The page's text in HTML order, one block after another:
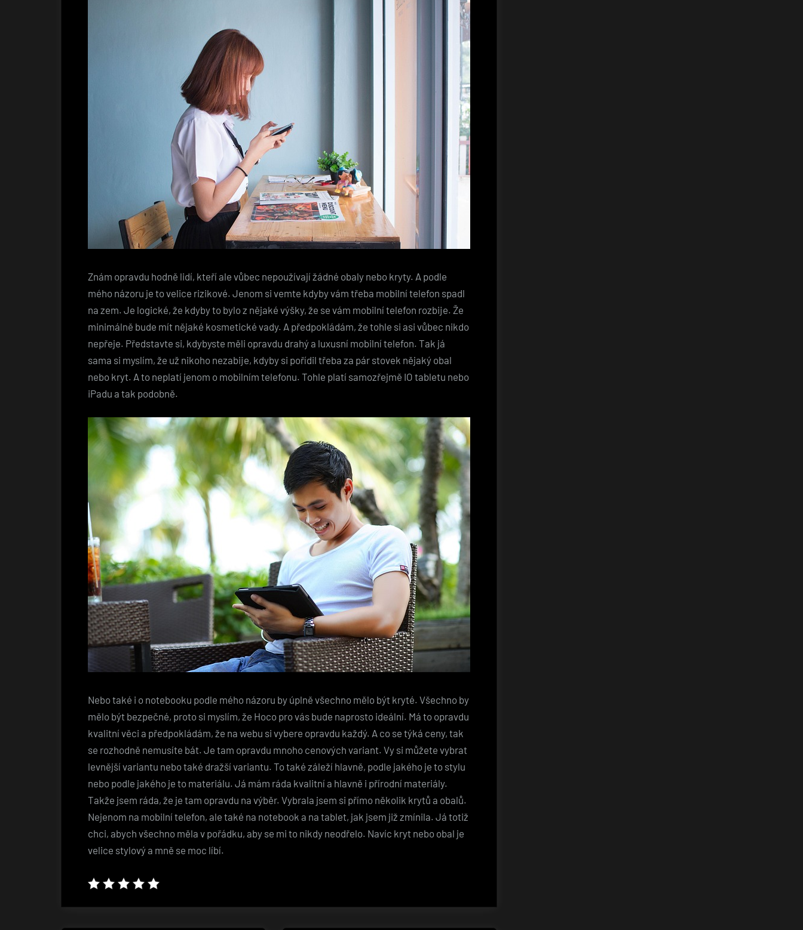
Znám opravdu hodně lidí, kteří ale vůbec nepoužívají žádné obaly nebo kryty. A podle
mého názoru je to velice rizikové. Jenom si vemte kdyby vám třeba mobilní telefon spadl
na zem. Je logické, že kdyby to bylo z nějaké výšky, že se vám mobilní telefon rozbije. Že
minimálně bude mít nějaké kosmetické vady. A předpokládám, že tohle si asi vůbec nikdo
nepřeje. Představte si, kdybyste měli opravdu drahý a luxusní mobilní telefon. Tak já
sama si myslím, že už nikoho nezabije, kdyby si pořídil třeba za pár stovek nějaký obal
nebo kryt. A to neplatí jenom o mobilním telefonu. Tohle platí samozřejmě IO tabletu nebo
iPadu a tak podobně.
Nebo také i o notebooku podle mého názoru by úplně všechno mělo být kryté. Všechno by
mělo být bezpečné, proto si myslím, že Hoco pro vás bude naprosto ideální. Má to opravdu
kvalitní věci a předpokládám, že na webu si vybere opravdu každý. A co se týká ceny, tak
se rozhodně nemusíte bát. Je tam opravdu mnoho cenových variant. Vy si můžete vybrat
levnější variantu nebo také dražší variantu. To také záleží hlavně, podle jakého je to stylu
nebo podle jakého je to materiálu. Já mám ráda kvalitní a hlavně i přírodní materiály.
Takže jsem ráda, že je tam opravdu na výběr. Vybrala jsem si přímo několik krytů a obalů.
Nejenom na mobilní telefon, ale také na notebook a na tablet, jak jsem již zmínila. Já totiž
chci, abych všechno měla v pořádku, aby se mi to nikdy neodřelo. Navíc kryt nebo obal je
velice stylový a mně se moc líbí.